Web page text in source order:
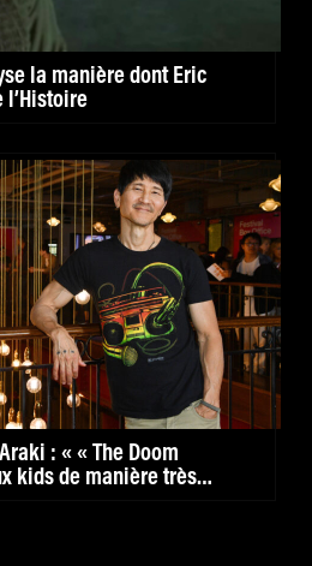
la manière dont Éric
l’Histoire
Araki : « « The Doom
kids de manière très